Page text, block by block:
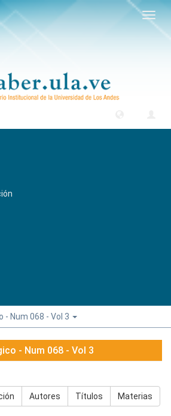
- Num 068 - Vol 3
- Num 068 - Vol 3
Autores Títulos Materias